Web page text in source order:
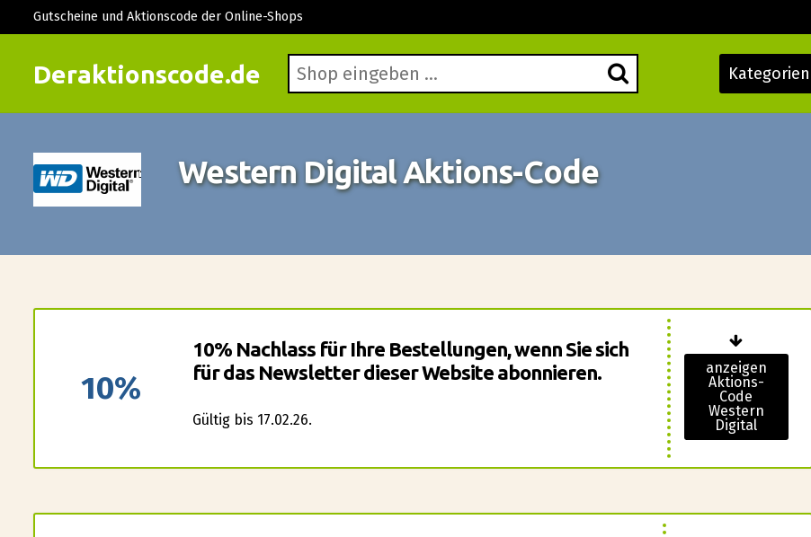
Deraktionscode.de Kategorien
Gutscheine und Aktionscode der Online-Shops
Western Digital Aktions-Code
10%
10% Nachlass für Ihre Bestellungen, wenn Sie sich
für das Newsletter dieser Website abonnieren.
Gültig bis 17.02.26.
anzeigen
Aktions-
Code
Western
Digital